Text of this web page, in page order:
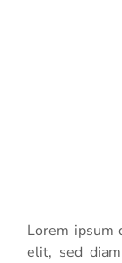
Lorem ipsum
elit, sed